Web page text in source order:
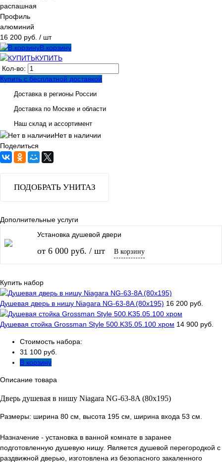
распашная
Профиль
алюминий
16 200 руб. / шт
В корзину
КУПИТЬ
Кол-во:
Купить с бесплатной доставкой
Доставка в регионы России
Доставка по Москве и области
Наш склад и ассортимент
Нет в наличии
Поделиться
ПОДОБРАТЬ УНИТАЗ
Дополнительные услуги
Установка душевой двери
от 6 000 руб. / шт В корзину
Купить набор
Душевая дверь в нишу Niagara NG-63-8A (80х195) 16 200 руб.
Душевая стойка Grossman Style 500.K35.05.100 хром 14 900 руб.
Стоимость набора:
31 100 руб.
В корзину
Описание товара
Дверь душевая в нишу Niagara NG-63-8A (80х195)
Размеры: ширина 80 см, высота 195 см, ширина входа 53 см.
Назначение - установка в ванной комнате в заранее
подготовленную душевую нишу. Является душевой перегородкой с
раздвижной дверью, изготовлена из безопасного закаленного